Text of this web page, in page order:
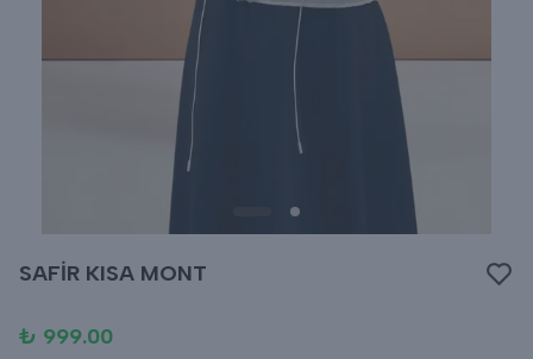
SAFİR KISA MONT
₺ 999.00